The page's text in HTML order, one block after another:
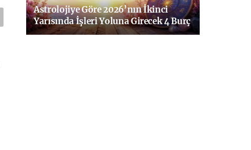
Astrolojiye Göre 2026’nın İkinci
Yarısında İşleri Yoluna Girecek 4 Burç